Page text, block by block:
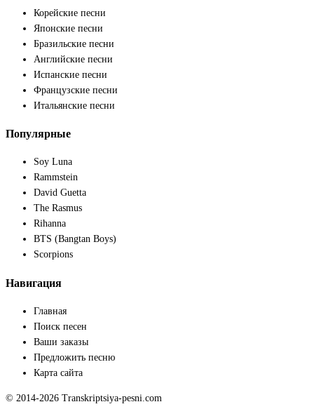
Корейские песни
Японские песни
Бразильские песни
Английские песни
Испанские песни
Французские песни
Итальянские песни
Популярные
Soy Luna
Rammstein
David Guetta
The Rasmus
Rihanna
BTS (Bangtan Boys)
Scorpions
Навигация
Главная
Поиск песен
Ваши заказы
Предложить песню
Карта сайта
© 2014-2026 Transkriptsiya-pesni.com